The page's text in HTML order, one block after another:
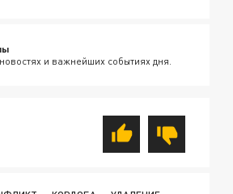
и важнейших событиях дня.